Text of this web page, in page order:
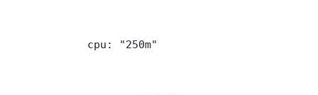
            cpu: "250m"